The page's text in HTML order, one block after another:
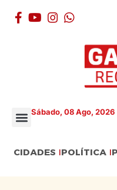
Sábado, 08 Ago, 2026
CIDADES POLÍTICA